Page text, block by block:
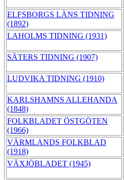
ELFSBORGS LÄNS TIDNING
(1892)
LAHOLMS TIDNING (1931)
SÄTERS TIDNING (1907)
LUDVIKA TIDNING (1910)
KARLSHAMNS ALLEHANDA
(1848)
FOLKBLADET ÖSTGÖTEN
(1966)
VÄRMLANDS FOLKBLAD
(1918)
VÄXJÖBLADET (1945)